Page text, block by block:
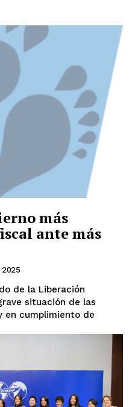
más
ante más
2025
situación de las
en cumplimiento de